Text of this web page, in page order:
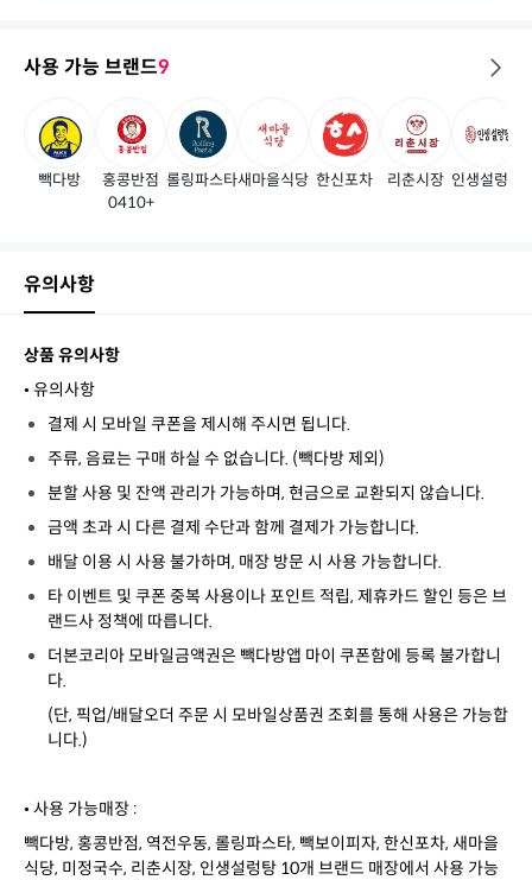
사용 가능 브랜드9
빽다방
홍콩반점
0410+
롤링파스타새마을식당 한신포차 리춘시장 인생설렁탕
유의사항
상품 유의사항
• 유의사항
결제 시 모바일 쿠폰을 제시해 주시면 됩니다.
주류, 음료는 구매 하실 수 없습니다. (빽다방 제외)
분할 사용 및 잔액 관리가 가능하며, 현금으로 교환되지 않습니다.
금액 초과 시 다른 결제 수단과 함께 결제가 가능합니다.
배달 이용 시 사용 불가하며, 매장 방문 시 사용 가능합니다.
타 이벤트 및 쿠폰 중복 사용이나 포인트 적립, 제휴카드 할인 등은 브
랜드사 정책에 따릅니다.
더본코리아 모바일금액권은 빽다방앱 마이 쿠폰함에 등록 불가합니
다.
(단, 픽업/배달오더 주문 시 모바일상품권 조회를 통해 사용은 가능합
니다.)
• 사용 가능매장 :
빽다방, 홍콩반점, 역전우동, 롤링파스타, 빽보이피자, 한신포차, 새마을
식당, 미정국수, 리춘시장, 인생설렁탕 10개 브랜드 매장에서 사용 가능